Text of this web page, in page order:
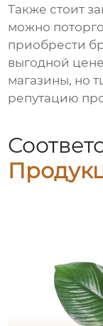
Также стоит
можно
приобрести
выгодной
магазины, но
репутацию